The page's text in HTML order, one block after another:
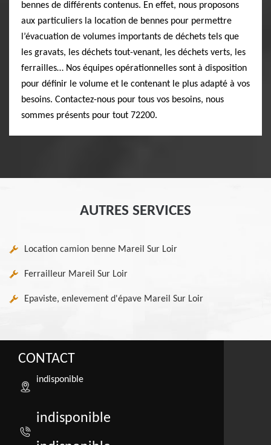
bennes de différents contenus. En effet, nous proposons
aux particuliers la location de bennes pour permettre
l’évacuation de volumes importants de déchets tels que
les gravats, les déchets tout-venant, les déchets verts, les
ferrailles… Nos équipes opérationnelles sont à disposition
pour définir le volume et le contenant le plus adapté à vos
besoins. Contactez-nous pour tous vos besoins, nous
sommes présents pour tout 72200.
AUTRES SERVICES
Location camion benne Mareil Sur Loir
Ferrailleur Mareil Sur Loir
Epaviste, enlevement d'épave Mareil Sur Loir
CONTACT
indisponible
indisponible